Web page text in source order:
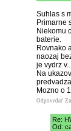
Suhlas s
Primarne
Niekomu
baterie.
Rovnako
naozaj
je vydrz
Na
Mozno o
Odpovedať
Re:
Od: